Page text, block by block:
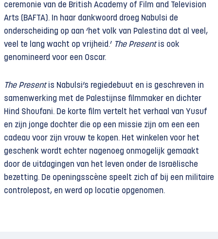
ceremonie van de British Academy of Film and Television
Arts (BAFTA). In haar dankwoord droeg Nabulsi de
onderscheiding op aan ‘het volk van Palestina dat al veel,
veel te lang wacht op vrijheid.’ The Presentis ook
genomineerd voor een Oscar.
The Presentis Nabulsi’s regiedebuut en is geschreven in
samenwerking met de Palestijnse filmmaker en dichter
Hind Shoufani. De korte film vertelt het verhaal van Yusuf
en zijn jonge dochter die op een missie zijn om een een
cadeau voor zijn vrouw te kopen. Het winkelen voor het
geschenk wordt echter nagenoeg onmogelijk gemaakt
door de uitdagingen van het leven onder de Israëlische
bezetting. De openingsscène speelt zich af bij een militaire
controlepost, en werd op locatie opgenomen.